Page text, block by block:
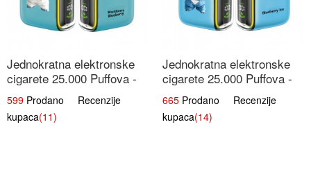
Jednokratna elektronske
cigarete 25.000 Puffova -
Kupina & Borovnica |
Šumska Voćna Mješavina
599 Prodano Recenzije
kupaca(11)
Jednokratna elektronske
cigarete 25.000 Puffova -
Jagodni Sladoled |
Kremasta Slatka Okus
665 Prodano Recenzije
kupaca(14)